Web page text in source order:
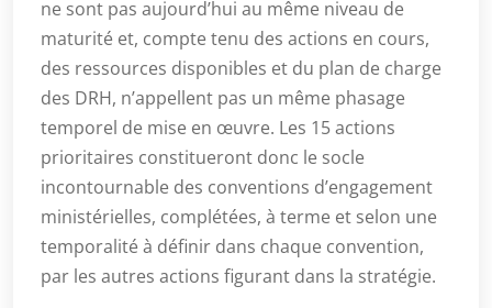
ne sont pas aujourd’hui au même niveau de
maturité et, compte tenu des actions en cours,
des ressources disponibles et du plan de charge
des DRH, n’appellent pas un même phasage
temporel de mise en œuvre. Les 15 actions
prioritaires constitueront donc le socle
incontournable des conventions d’engagement
ministérielles, complétées, à terme et selon une
temporalité à définir dans chaque convention,
par les autres actions figurant dans la stratégie.